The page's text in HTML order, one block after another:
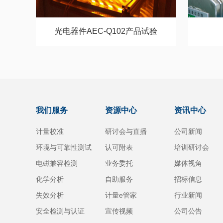
光电器件AEC-Q102产品试验
我们服务
计量校准
环境与可靠性测试
电磁兼容检测
化学分析
失效分析
安全检测与认证
资源中心
研讨会与直播
认可附表
业务委托
自助服务
计量e管家
宣传视频
资讯中心
公司新闻
培训研讨会
媒体视角
招标信息
行业新闻
公司公告